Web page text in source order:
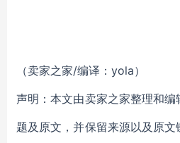
（卖家之家/编译：yola）
声明：本文由卖家之家整理和
题及原文，并保留来源以及原